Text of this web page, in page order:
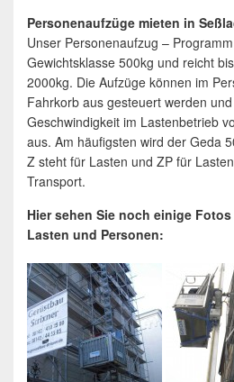
Personenaufzüge mieten in
Unser Personenaufzug –
Gewichtsklasse 500kg und reicht
2000kg. Die Aufzüge können im
Fahrkorb aus gesteuert werden
Geschwindigkeit im Lastenbetrieb
aus. Am häufigsten wird der Geda
Z steht für Lasten und ZP für
Transport.
Hier sehen Sie noch einige
Lasten und Personen: